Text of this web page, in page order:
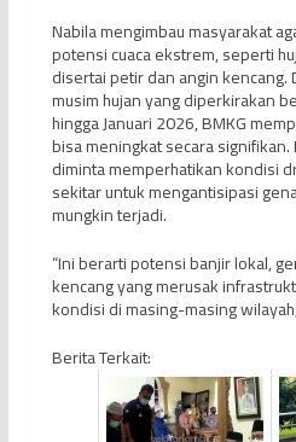
Nabila mengimbau masyarakat
potensi cuaca ekstrem, seperti
disertai petir dan angin kencang.
musim hujan yang diperkirakan
hingga Januari 2026, BMKG
bisa meningkat secara signifikan.
diminta memperhatikan kondisi
sekitar untuk mengantisipasi
mungkin terjadi.
“Ini berarti potensi banjir lokal,
kencang yang merusak
kondisi di masing-masing
Berita Terkait: